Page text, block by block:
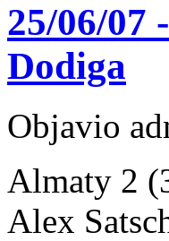
25/06/07
Dodiga
Objavio
Almaty 2
Alex